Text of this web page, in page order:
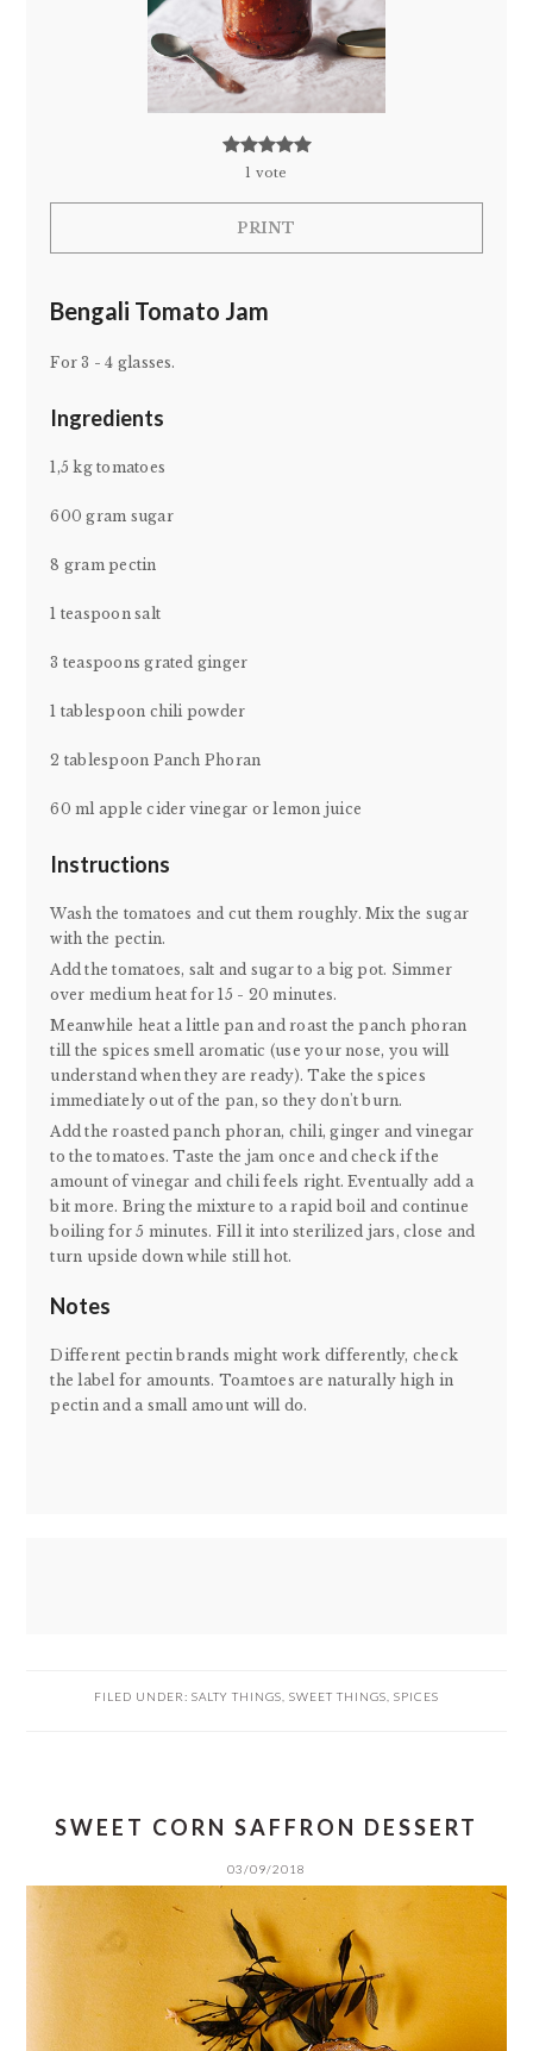
1 vote
PRINT
Bengali Tomato Jam
For 3 - 4 glasses.
Ingredients
1,5 kg tomatoes
600 gram sugar
8 gram pectin
1 teaspoon salt
3 teaspoons grated ginger
1 tablespoon chili powder
2 tablespoon Panch Phoran
60 ml apple cider vinegar or lemon juice
Instructions
Wash the tomatoes and cut them roughly. Mix the sugar
with the pectin.
Add the tomatoes, salt and sugar to a big pot. Simmer
over medium heat for 15 - 20 minutes.
Meanwhile heat a little pan and roast the panch phoran
till the spices smell aromatic (use your nose, you will
understand when they are ready). Take the spices
immediately out of the pan, so they don't burn.
Add the roasted panch phoran, chili, ginger and vinegar
to the tomatoes. Taste the jam once and check if the
amount of vinegar and chili feels right. Eventually add a
bit more. Bring the mixture to a rapid boil and continue
boiling for 5 minutes. Fill it into sterilized jars, close and
turn upside down while still hot.
Notes
Different pectin brands might work differently, check
the label for amounts. Toamtoes are naturally high in
pectin and a small amount will do.
FILED UNDER: SALTY THINGS SWEET THINGS SPICES
SWEET CORN SAFFRON DESSERT
03/09/2018